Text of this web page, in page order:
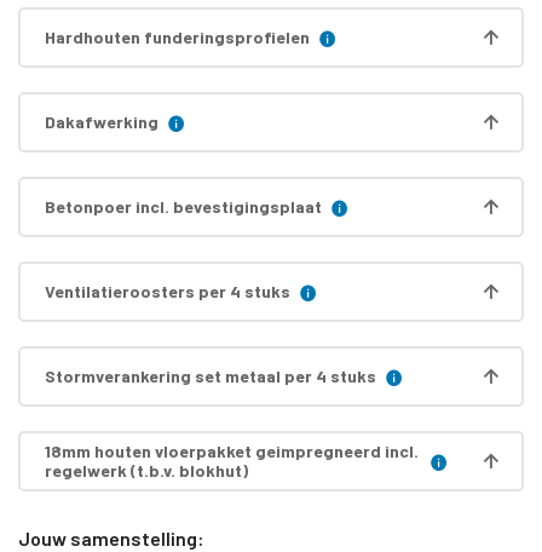
Hardhouten funderingsprofielen
Dakafwerking
Betonpoer incl. bevestigingsplaat
Ventilatieroosters per 4 stuks
Stormverankering set metaal per 4 stuks
18mm houten vloerpakket geimpregneerd incl.
regelwerk (t.b.v. blokhut)
Jouw samenstelling: